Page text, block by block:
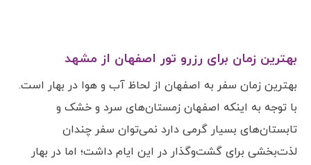
بهترین زمان برای رزرو تور اصفهان از مشهد
بهترین زمان سفر به اصفهان از لحاظ آب و هوا در بهار است.
با توجه به اینکه اصفهان زمستان‌های سرد و خشک و
تابستان‌های بسیار گرمی دارد نمی‌توان سفر چندان
لذت‌بخشی برای گشت‌وگذار در این ایام داشت؛ اما در بهار